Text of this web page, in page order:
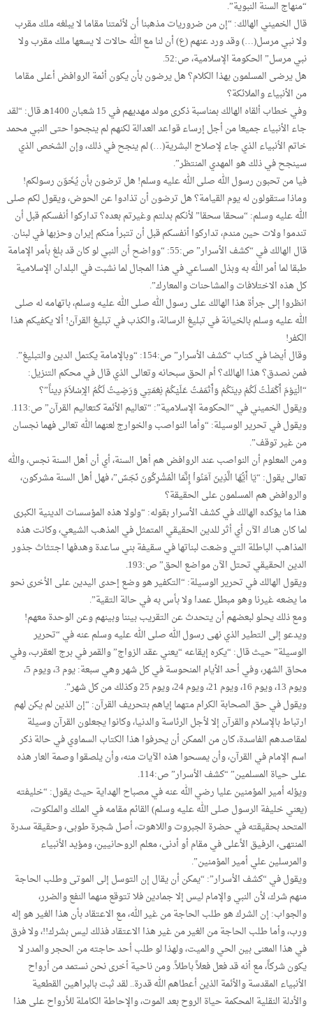
“منهاج السنة النبوية”.
قال الخميني الهالك: “إن من ضروريات مذهبنا أن لأئمتنا مقاما لا يبلغه ملك مقرب
ولا نبي مرسل(…) وقد ورد عنهم (ع) أن لنا مع الله حالات لا يسعها ملك مقرب ولا
نبي مرسل” الحكومة الإسلامية، ص:52.
هل يرضى المسلمون بهذا الكلام؟ هل يرضون بأن يكون أئمة الروافض أعلى مقاما
من الأنبياء والملائكة؟
وفي خطاب ألقاه الهالك بمناسبة ذكرى مولد مهديهم في 15 شعبان 1400هـ قال: “لقد
جاء الأنبياء جميعا من أجل إرساء قواعد العدالة لكنهم لم ينجحوا حتى النبي محمد
خاتم الأنبياء الذي جاء لإصلاح البشرية(…) لم ينجح في ذلك، وإن الشخص الذي
سينجح في ذلك هو المهدي المنتظر”.
فيا من تحبون رسول الله صلى الله عليه وسلم! هل ترضون بأن يُخَوّن رسولكم!
وماذا ستقولون له يوم القيامة؟ هل ترضون أن تذادوا عن الحوض، ويقول لكم صلى
الله عليه وسلم: “سحقا سحقا” لأنكم بدلتم وغيرتم بعده؟ تداركوا أنفسكم قبل أن
تندموا ولات حين مندم، تداركوا أنفسكم قبل أن تتبرأ منكم إيران وحزبها في لبنان.
قال الهالك في “كشف الأسرار” ص:55: “وواضح أن النبي لو كان قد بلغ بأمر الإمامة
طبقا لما أمر الله به وبذل المساعي في هذا المجال لما نشبت في البلدان الإسلامية
كل هذه الاختلافات والمشاحنات والمعارك”.
انظروا إلى جرأة هذا الهالك على رسول الله صلى الله عليه وسلم، باتهامه له صلى
الله عليه وسلم بالخيانة في تبليغ الرسالة، والكذب في تبليغ القرآن! ألا يكفيكم هذا
الكفر!
وقال أيضا في كتاب “كشف الأسرار” ص:154: “وبالإمامة يكتمل الدين والتبليغ”.
فمن نصدق؟ هذا الهالك؟ أم الحق سبحانه وتعالى الذي قال في محكم التنزيل:
“الْيَوْمَ أَكْمَلْتُ لَكُمْ دِينَكُمْ وَأَتْمَمْتُ عَلَيْكُمْ نِعْمَتِي وَرَضِيتُ لَكُمُ الإِسْلاَمَ دِيناً”؟
ويقول الخميني في “الحكومة الإسلامية”: “تعاليم الأئمة كتعاليم القرآن” ص:113.
ويقول في تحرير الوسيلة: “وأما النواصب والخوارج لعنهما الله تعالى فهما نجسان
من غير توقف”.
ومن المعلوم أن النواصب عند الروافض هم أهل السنة، أي أن أهل السنة نجس، والله
تعالى يقول: “يَا أَيُّهَا الَّذِينَ آمَنُواْ إِنَّمَا الْمُشْرِكُونَ نَجَسٌ”، فهل أهل السنة مشركون،
والروافض هم المسلمون على الحقيقة؟
هذا ما يؤكده الهالك في كشف الأسرار بقوله: “ولولا هذه المؤسسات الدينية الكبرى
لما كان هناك الآن أي أثر للدين الحقيقي المتمثل في المذهب الشيعي، وكانت هذه
المذاهب الباطلة التي وضعت لبناتها في سقيفة بني ساعدة وهدفها اجتثاث جذور
الدين الحقيقي تحتل الآن مواضع الحق” ص:193.
ويقول الهالك في تحرير الوسيلة: “التكفير هو وضع إحدى اليدين على الأخرى نحو
ما يضعه غيرنا وهو مبطل عمدا ولا بأس به في حالة التقية”.
ومع ذلك يحلو لبعضهم أن يتحدث عن التقريب بيننا وبينهم وعن الوحدة معهم!
ويدعو إلى التطير الذي نهى رسول الله صلى الله عليه وسلم عنه في “تحرير
الوسيلة” حيث قال: “يكره إيقاعه “يعني عقد الزواج” والقمر في برج العقرب، وفي
محاق الشهر، وفي أحد الأيام المنحوسة في كل شهر وهي سبعة: يوم 3، ويوم 5،
ويوم 13، ويوم 16، ويوم 21، ويوم 24، ويوم 25 وكذلك من كل شهر”.
ويقول في حق الصحابة الكرام متهما إياهم بتحريف القرآن: “إن الذين لم يكن لهم
ارتباط بالإسلام والقرآن إلا لأجل الرئاسة والدنيا، وكانوا يجعلون القرآن وسيلة
لمقاصدهم الفاسدة، كان من الممكن أن يحرفوا هذا الكتاب السماوي في حالة ذكر
اسم الإمام في القرآن، وأن يمسحوا هذه الآيات منه، وأن يلصقوا وصمة العار هذه
على حياة المسلمين” “كشف الأسرار” ص:114.
ويؤله أمير المؤمنين عليا رضي الله عنه في مصباح الهداية حيث يقول: “خليفته
(يعني خليفة الرسول صلى الله عليه وسلم) القائم مقامه في الملك والملكوت،
المتحد بحقيقته في حضرة الجبروت واللاهوت، أصل شجرة طوبى، وحقيقة سدرة
المنتهى، الرفيق الأعلى في مقام أو أدنى، معلم الروحانيين، ومؤيد الأنبياء
والمرسلين علي أمير المؤمنين”.
ويقول في “كشف الأسرار”: “يمكن أن يقال إن التوسل إلى الموتى وطلب الحاجة
منهم شرك، لأن النبي والإمام ليس إلا جمادين فلا تتوقع منهما النفع والضرر،
والجواب: إن الشرك هو طلب الحاجة من غير الله، مع الاعتقاد بأن هذا الغير هو إله
ورب، وأما طلب الحاجة من الغير من غير هذا الاعتقاد فذلك ليس بشرك!!، ولا فرق
في هذا المعنى بين الحي والميت، ولهذا لو طلب أحد حاجته من الحجر والمدر لا
يكون شركاً، مع أنه قد فعل فعلاً باطلاً. ومن ناحية أخرى نحن نستمد من أرواح
الأنبياء المقدسة والأئمة الذين أعطاهم الله قدرة.. لقد ثبت بالبراهين القطعية
والأدلة النقلية المحكمة حياة الروح بعد الموت، والإحاطة الكاملة للأرواح على هذا